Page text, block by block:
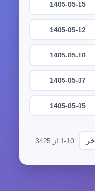
1405-05-15
1405-05-12
1405-05-10
1405-05-07
1405-05-05
آخر 1-10 از 3425